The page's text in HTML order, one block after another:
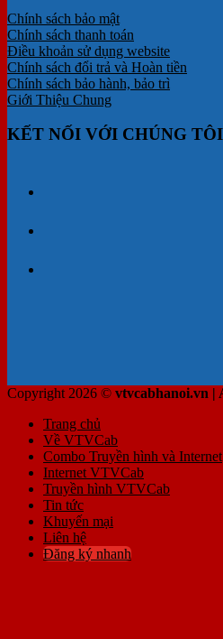
Chính sách bảo mật
Chính sách thanh toán
Điều khoản sử dụng website
Chính sách đổi trả và Hoàn tiền
Chính sách bảo hành, bảo trì
Giới Thiệu Chung
KẾT NỐI VỚI CHÚNG TÔI
Copyright 2026 © vtvcabhanoi.vn |
Trang chủ
Về VTVCab
Combo Truyền hình và Internet
Internet VTVCab
Truyền hình VTVCab
Tin tức
Khuyến mại
Liên hệ
Đăng ký nhanh